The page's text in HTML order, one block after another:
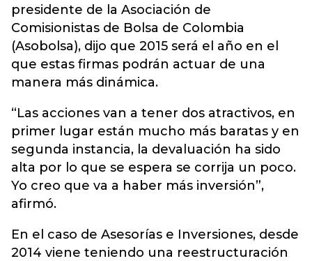
presidente de la Asociación de
Comisionistas de Bolsa de Colombia
(Asobolsa), dijo que 2015 será el año en el
que estas firmas podrán actuar de una
manera más dinámica.
“Las acciones van a tener dos atractivos, en
primer lugar están mucho más baratas y en
segunda instancia, la devaluación ha sido
alta por lo que se espera se corrija un poco.
Yo creo que va a haber más inversión”,
afirmó.
En el caso de Asesorías e Inversiones, desde
2014 viene teniendo una reestructuración